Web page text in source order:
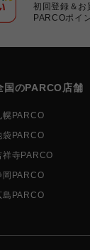
初回登録＆
PARCOポイ
国のPARCO店舗
幌PARCO
袋PARCO
祥寺PARCO
岡PARCO
島PARCO